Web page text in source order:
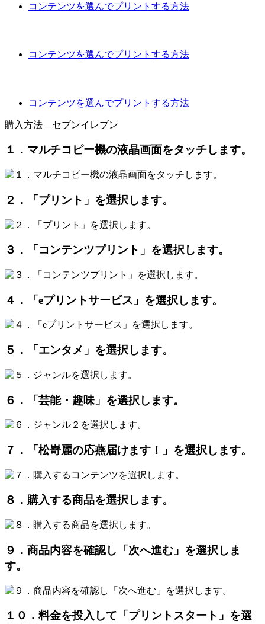
コンテンツを選んでプリントする方法
コンテンツを選んでプリントする方法
コンテンツを選んでプリントする方法
購入方法 – セブンイレブン
１．マルチコピー機の液晶画面をタッチします。
２．「プリント」を選択します。
３．「コンテンツプリント」を選択します。
４．「eプリントサービス」を選択します。
５．「エンタメ」を選択します。
６．「芸能・趣味」を選択します。
７．「松嵜麗の応燕届けます！」を選択します。
８．購入する商品を選択します。
９．商品内容を確認し「次へ進む」を選択しま
す。
１０．料金を投入して「プリントスタート」を選